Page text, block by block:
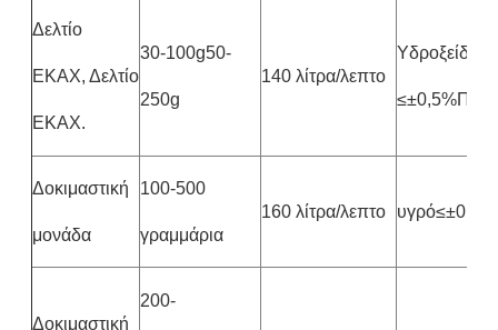
Δελτίο
ΕΚΑΧ, Δελτίο
ΕΚΑΧ.
30-100g50-
250g
140 λίτρα/λεπτο
Υδροξείδιο
Δοκιμαστική
μονάδα
100-500
γραμμάρια
160 λίτρα/λεπτο
Δοκιμαστική
200-